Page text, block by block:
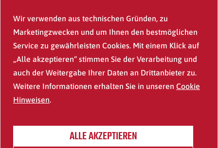
Wir verwenden aus technischen Gründen, zu
Marketingzwecken und um Ihnen den bestmöglichen
Service zu gewährleisten Cookies. Mit einem Klick auf
„Alle akzeptieren“ stimmen Sie der Verarbeitung und
auch der Weitergabe Ihrer Daten an Drittanbieter zu.
Weitere Informationen erhalten Sie in unseren Cookie
Hinweisen.
ALLE AKZEPTIEREN
ALLE COOKIES ZULASSEN